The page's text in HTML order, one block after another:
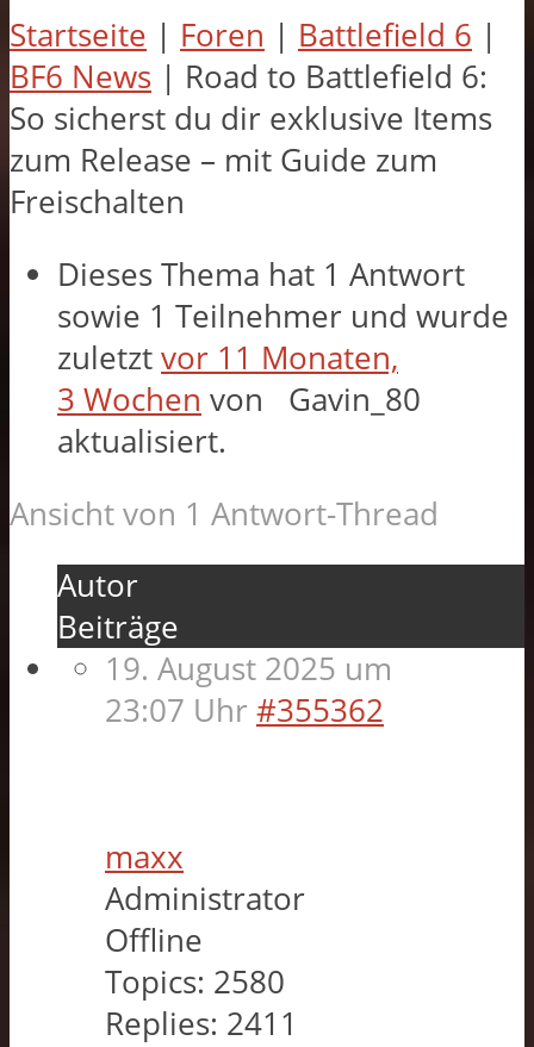
Startseite | Foren | Battlefield 6 |
BF6 News | Road to Battlefield 6:
So sicherst du dir exklusive Items
zum Release – mit Guide zum
Freischalten
Dieses Thema hat 1 Antwort
sowie 1 Teilnehmer und wurde
zuletzt vor 11 Monaten,
3 Wochen von
Gavin_80
aktualisiert.
Ansicht von 1 Antwort-Thread
Autor
Beiträge
19. August 2025 um
23:07 Uhr #355362
maxx
Administrator
Offline
Topics: 2580
Replies: 2411